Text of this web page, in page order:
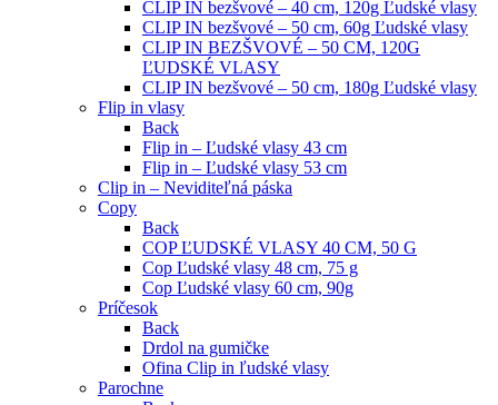
CLIP IN bezšvové – 40 cm, 120g Ľudské vlasy
CLIP IN bezšvové – 50 cm, 60g Ľudské vlasy
CLIP IN BEZŠVOVÉ – 50 CM, 120G
ĽUDSKÉ VLASY
CLIP IN bezšvové – 50 cm, 180g Ľudské vlasy
Flip in vlasy
Back
Flip in – Ľudské vlasy 43 cm
Flip in – Ľudské vlasy 53 cm
Clip in – Neviditeľná páska
Copy
Back
COP ĽUDSKÉ VLASY 40 CM, 50 G
Cop Ľudské vlasy 48 cm, 75 g
Cop Ľudské vlasy 60 cm, 90g
Príčesok
Back
Drdol na gumičke
Ofina Clip in ľudské vlasy
Parochne